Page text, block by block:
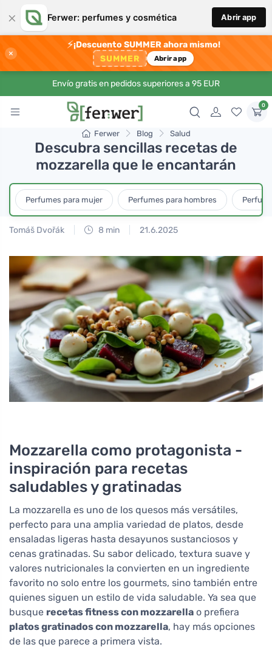
× Ferwer: perfumes y cosmética Abrir app
×
⚡¡Descuento SUMMER ahora mismo!
SUMMER Abrir app
Envío gratis en pedidos superiores a 95 EUR
0
Ferwer Blog Salud
Descubra sencillas recetas de
mozzarella que le encantarán
Perfumes para mujer Perfumes para hombres
Tomáš Dvořák 8 min 21.6.2025
Mozzarella como protagonista -
inspiración para recetas
saludables y gratinadas
La mozzarella es uno de los quesos más versátiles,
perfecto para una amplia variedad de platos, desde
ensaladas ligeras hasta desayunos sustanciosos y
cenas gratinadas. Su sabor delicado, textura suave y
valores nutricionales la convierten en un ingrediente
favorito no solo entre los gourmets, sino también entre
quienes siguen un estilo de vida saludable. Ya sea que
busque recetas fitness con mozzarella o prefiera
platos gratinados con mozzarella, hay más opciones
de las que parece a primera vista.